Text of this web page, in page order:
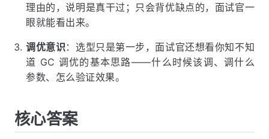
理由的，说明是真干过；只会背优缺点的，面试官一
眼就能看出来。
调优意识：选型只是第一步，面试官还想看你知不知
道 GC 调优的基本思路——什么时候该调、调什么
参数、怎么验证效果。
核心答案